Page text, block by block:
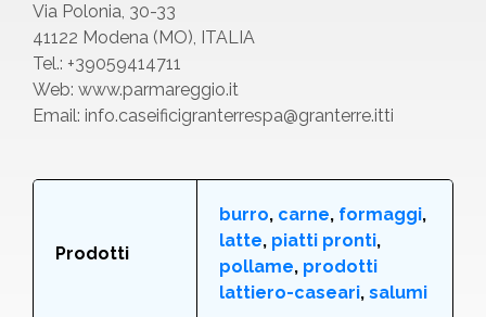
Via Polonia, 30-33
41122 Modena (MO), ITALIA
Tel.: +39059414711
Web: www.parmareggio.it
Email: info.caseificigranterrespa@granterre.itti
Prodotti
burro, carne, formaggi,
latte, piatti pronti,
pollame, prodotti
lattiero-caseari, salumi